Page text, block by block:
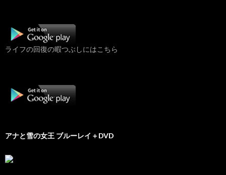
ライフの回復の暇つぶしにはこちら
アナと雪の女王 ブルーレイ＋DVD